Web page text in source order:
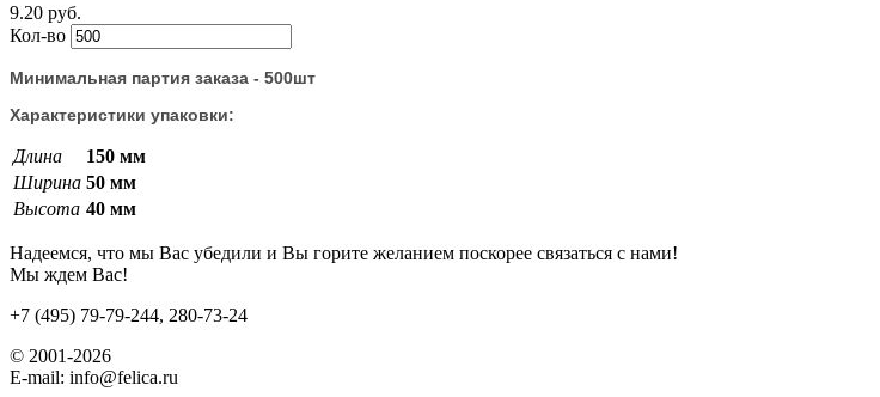
9.20 руб.
Кол-во
Минимальная партия заказа - 500шт
Характеристики упаковки:
Длина
150 мм
Ширина 50 мм
Высота 40 мм
Надеемся, что мы Вас убедили и Вы горите желанием поскорее связаться с нами!
Мы ждем Вас!
+7 (495) 79-79-244, 280-73-24
© 2001-2026
E-mail: info@felica.ru